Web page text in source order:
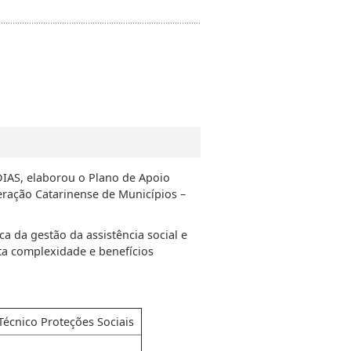
elaborou o Plano de Apoio
Catarinense de Municípios –
gestão da assistência social e
complexidade e benefícios
Proteções Sociais